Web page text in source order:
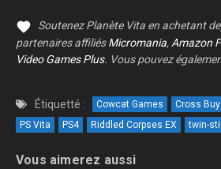
Soutenez Planète Vita en achetant
partenaires affiliésMicromania, Amazon
Video Games Plus. Vous pouvez
Étiquetté : Cowcat Games Cross Buy
PS Vita
PS4 Riddled Corpses EX twin-
Vous aimerez aussi